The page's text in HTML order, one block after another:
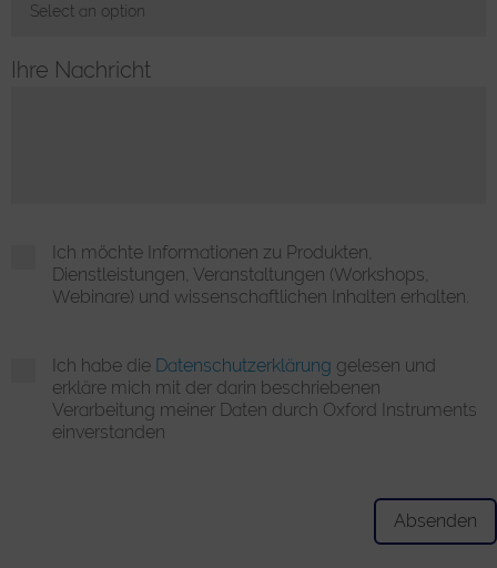
Select an option
Ihre Nachricht
Ich möchte Informationen zu Produkten,
Dienstleistungen, Veranstaltungen (Workshops,
Webinare) und wissenschaftlichen Inhalten erhalten.
Ich habe die Datenschutzerklärung gelesen und
erkläre mich mit der darin beschriebenen
Verarbeitung meiner Daten durch Oxford Instruments
einverstanden